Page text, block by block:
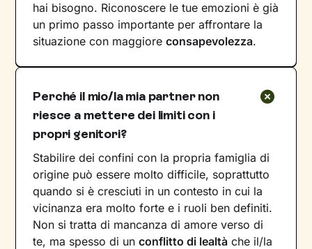
hai bisogno. Riconoscere le tue emozioni è già
un primo passo importante per affrontare la
situazione con maggioreconsapevolezza.
Perché il mio/la mia partner non
riesce a mettere dei limiti con i
propri genitori?
Stabilire dei confini con la propria famiglia di
origine può essere molto difficile, soprattutto
quando si è cresciuti in un contesto in cui la
vicinanza era molto forte e i ruoli ben definiti.
Non si tratta di mancanza di amore verso di
te, ma spesso di unconflitto di lealtà che il/la